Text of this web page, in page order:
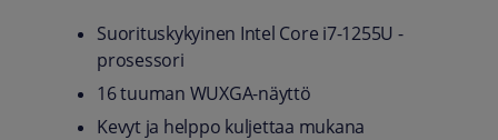
Suorituskykyinen Intel Core i7-1255U -
prosessori
16 tuuman WUXGA-näyttö
Kevyt ja helppo kuljettaa mukana